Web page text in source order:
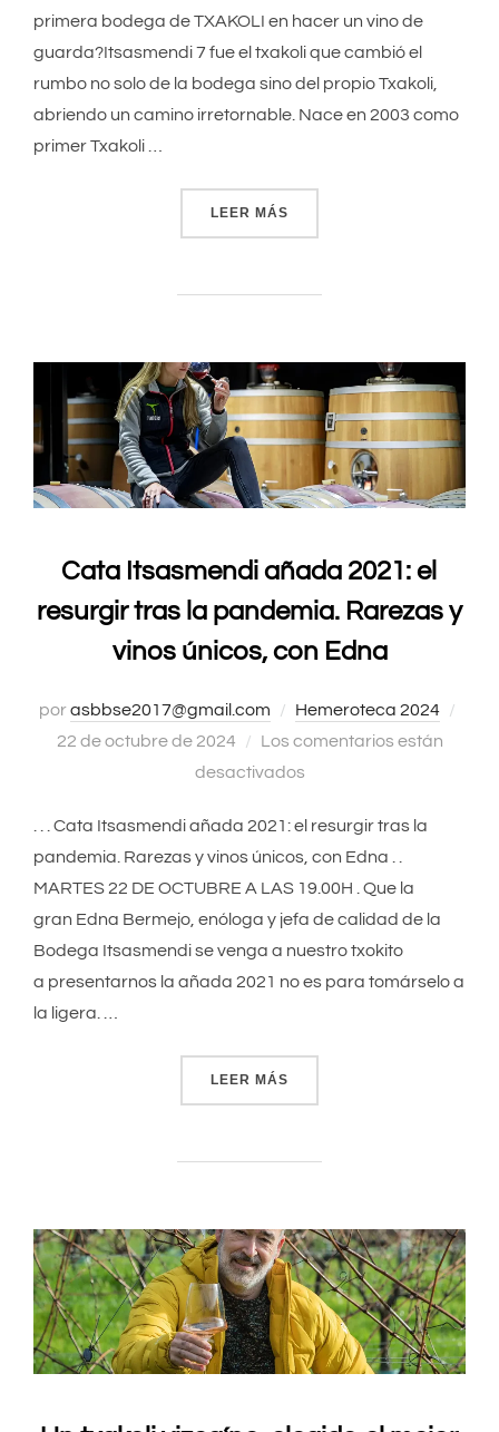
primera bodega de TXAKOLI en hacer un vino de
guarda?Itsasmendi 7 fue el txakoli que cambió el
rumbo no solo de la bodega sino del propio Txakoli,
abriendo un camino irretornable. Nace en 2003 como
primer Txakoli …
LEER MÁS
Cata Itsasmendi añada 2021: el
resurgir tras la pandemia. Rarezas y
vinos únicos, con Edna
porasbbse2017@gmail.com Hemeroteca 2024
22 de octubre de 2024
Los comentarios están
desactivados
. . . Cata Itsasmendi añada 2021: el resurgir tras la
pandemia. Rarezas y vinos únicos, con Edna . .
MARTES 22 DE OCTUBRE A LAS 19.00H . Que la
gran Edna Bermejo, enóloga y jefa de calidad de la
Bodega Itsasmendi se venga a nuestro txokito
a presentarnos la añada 2021 no es para tomárselo a
la ligera. …
LEER MÁS